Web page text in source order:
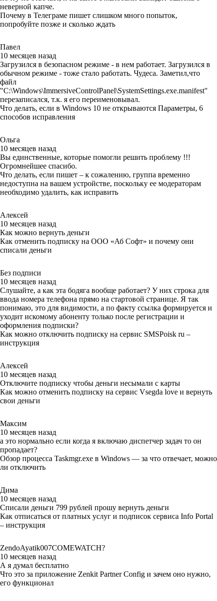
неверной капче.
Почему в Телеграме пишет слишком много попыток,
попробуйте позже и сколько ждать
Павел
10 месяцев назад
Загрузился в безопасном режиме - в нем работает. Загрузился в
обычном режиме - тоже стало работать. Чудеса. Заметил,что
файл
"C:\Windows\ImmersiveControlPanel\SystemSettings.exe.manifest"
перезаписался, т.к. я его переименовывал.
Что делать, если в Windows 10 не открываются Параметры, 6
способов исправления
Ольга
10 месяцев назад
Вы единственные, которые помогли решить проблему !!!
Огромнейшее спасибо.
Что делать, если пишет – к сожалению, группа временно
недоступна на вашем устройстве, поскольку ее модераторам
необходимо удалить, как исправить
Алексей
10 месяцев назад
Как можно вернуть деньги
Как отменить подписку на ООО «Аб Софт» и почему они
списали деньги
Без подписи
10 месяцев назад
Слушайте, а как эта бодяга вообще работает? У них строка для
ввода номера телефона прямо на стартовой странице. Я так
понимаю, это для видимости, а по факту ссылка формируется и
уходит искомому абоненту только после регистрации и
оформления подписки?
Как можно отключить подписку на сервис SMSPoisk ru –
инструкция
Алексей
10 месяцев назад
Отключите подписку чтобы деньги несымали с карты
Как можно отменить подписку на сервис Vsegda love и вернуть
свои деньги
Максим
10 месяцев назад
а это нормально если когда я включаю диспетчер задач то он
пропадает?
Обзор процесса Taskmgr.exe в Windows — за что отвечает, можно
ли отключить
Дима
10 месяцев назад
Списали деньги 799 рублей прошу вернуть деньги
Как отписаться от платных услуг и подписок сервиса Info Portal
– инструкция
ZendoAyatik007COMEWATCH?
10 месяцев назад
А я думал бесплатно
Что это за приложение Zenkit Partner Config и зачем оно нужно,
его функционал